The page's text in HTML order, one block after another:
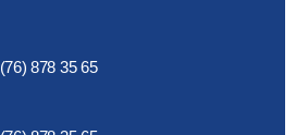
(76) 878 35 65